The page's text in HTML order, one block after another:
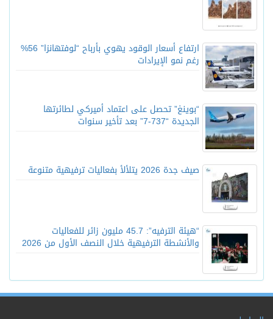
ارتفاع أسعار الوقود يهوي بأرباح “لوفتهانزا” 56%
رغم نمو الإيرادات
“بوينغ” تحصل على اعتماد أميركي لطائرتها
الجديدة “737-7” بعد تأخير سنوات
صيف جدة 2026 يتلألأ بفعاليات ترفيهية متنوعة
“هيئة الترفيه”: 45.7 مليون زائر للفعاليات
والأنشطة الترفيهية خلال النصف الأول من 2026